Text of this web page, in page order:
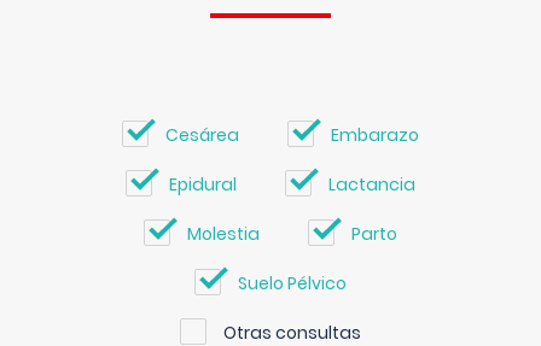
Cesárea Embarazo
Epidural Lactancia
Molestia Parto
Suelo Pélvico
Otras consultas